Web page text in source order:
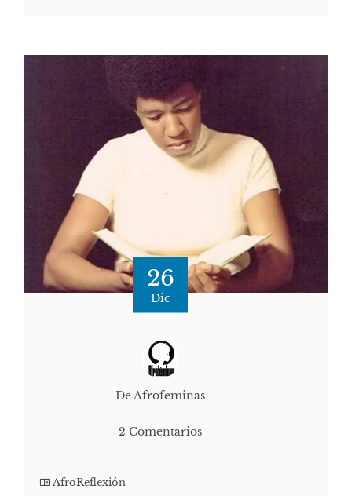
26
Dic
De Afrofeminas
2 Comentarios
AfroReflexión